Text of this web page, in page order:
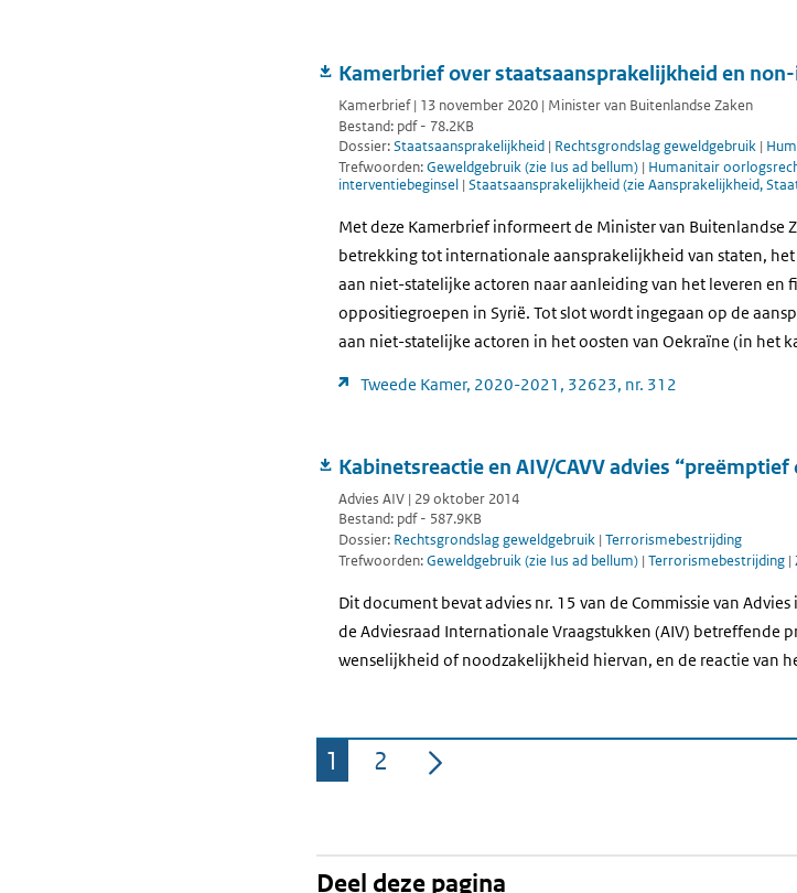
Kamerbrief over staatsaansprakelijkheid en
Kamerbrief | 13 november 2020 | Minister van Buitenlandse Zaken
Bestand: pdf - 78.2KB
Dossier:Staatsaansprakelijkheid | Rechtsgrondslag geweldgebruik |
Trefwoorden:Geweldgebruik (zie Ius ad bellum) | Humanitair
interventiebeginsel | Staatsaansprakelijkheid (zie Aansprakelijkheid,
Met deze Kamerbrief informeert de Minister van Buitenlandse
betrekking tot internationale aansprakelijkheid van staten,
aan niet-statelijke actoren naar aanleiding van het leveren en
oppositiegroepen in Syrië. Tot slot wordt ingegaan op de
aan niet-statelijke actoren in het oosten van Oekraïne (in het
Tweede Kamer, 2020-2021, 32623, nr. 312
Kabinetsreactie en AIV/CAVV advies
Advies AIV | 29 oktober 2014
Bestand: pdf - 587.9KB
Dossier: Rechtsgrondslag geweldgebruik | Terrorismebestrijding
Trefwoorden:Geweldgebruik (zie Ius ad bellum) | Terrorismebestrijding |
Dit document bevat advies nr. 15 van de Commissie van
de Adviesraad Internationale Vraagstukken (AIV)
wenselijkheid of noodzakelijkheid hiervan, en de reactie van
Pagina
1 Pagina
2
Deel deze pagina